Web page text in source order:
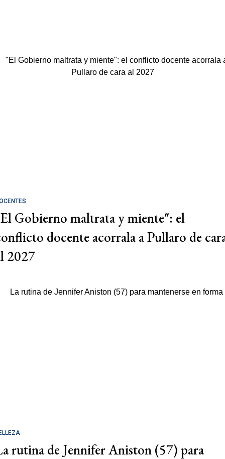
Gobierno maltrata y miente": el
docente acorrala a Pullaro de
2027
rutina de Jennifer Aniston (57) para